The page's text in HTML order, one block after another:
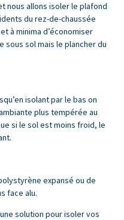
nous allons isoler le plafond
du rez-de-chaussée
à minima d’économiser
sous sol mais le plancher du
isolant par le bas on
plus tempérée au
si le sol est moins froid, le
expansé ou de
face alu.
solution pour isoler vos